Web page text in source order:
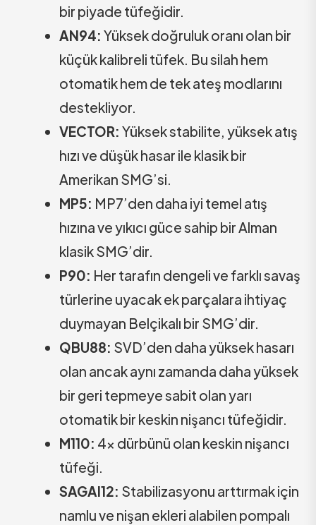
bir piyade tüfeğidir.
AN94: Yüksek doğruluk oranı olan bir
küçük kalibreli tüfek. Bu silah hem
otomatik hem de tek ateş modlarını
destekliyor.
VECTOR: Yüksek stabilite, yüksek atış
hızı ve düşük hasar ile klasik bir
Amerikan SMG’si.
MP5: MP7’den daha iyi temel atış
hızına ve yıkıcı güce sahip bir Alman
klasik SMG’dir.
P90: Her tarafın dengeli ve farklı savaş
türlerine uyacak ek parçalara ihtiyaç
duymayan Belçikalı bir SMG’dir.
QBU88: SVD’den daha yüksek hasarı
olan ancak aynı zamanda daha yüksek
bir geri tepmeye sabit olan yarı
otomatik bir keskin nişancı tüfeğidir.
M110: 4x dürbünü olan keskin nişancı
tüfeği.
SAGAI12: Stabilizasyonu arttırmak için
namlu ve nişan ekleri alabilen pompalı